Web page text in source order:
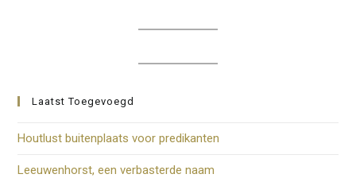
Laatst Toegevoegd
Houtlust buitenplaats voor predikanten
Leeuwenhorst, een verbasterde naam